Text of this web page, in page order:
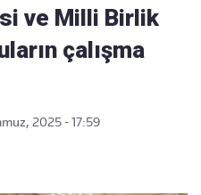
ve Milli Birlik
çalışma
2025 - 17:59